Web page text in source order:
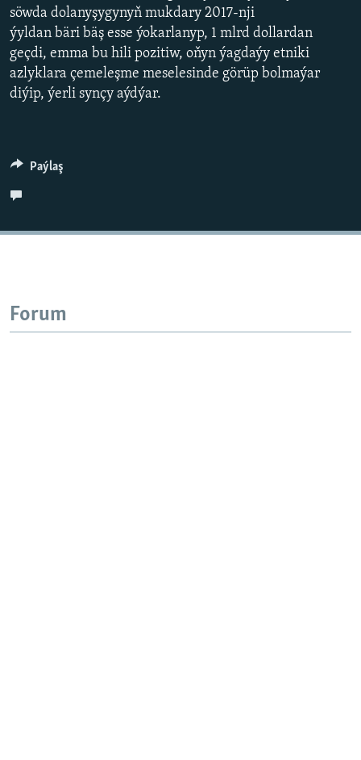
söwda dolanyşygynyň mukdary 2017-nji
ýyldan bäri bäş esse ýokarlanyp, 1 mlrd dollardan
geçdi, emma bu hili pozitiw, oňyn ýagdaýy etniki
azlyklara çemeleşme meselesinde görüp bolmaýar
diýip, ýerli synçy aýdýar.
Paýlaş
Forum